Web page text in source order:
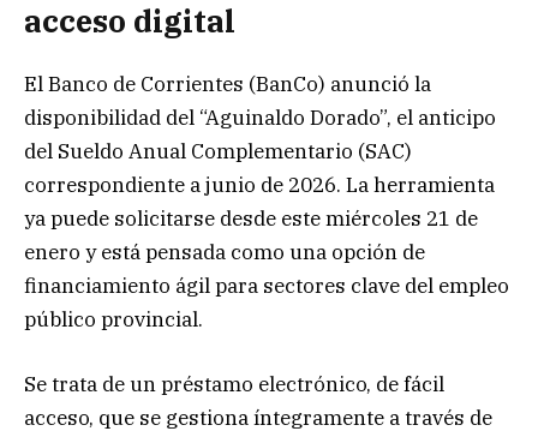
acceso digital
El Banco de Corrientes (BanCo) anunció la
disponibilidad del “Aguinaldo Dorado”, el anticipo
del Sueldo Anual Complementario (SAC)
correspondiente a junio de 2026. La herramienta
ya puede solicitarse desde este miércoles 21 de
enero y está pensada como una opción de
financiamiento ágil para sectores clave del empleo
público provincial.
Se trata de un préstamo electrónico, de fácil
acceso, que se gestiona íntegramente a través de